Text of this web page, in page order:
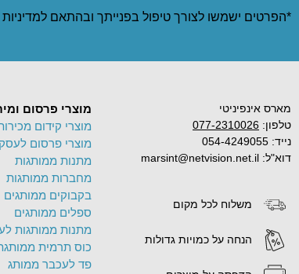
*הפרטים ישמשו לצורך טיפול בפנייתך ובהתאם ל
מארס אינפיניטי
טלפון: 077-2310026
נייד: 054-4249055
דוא"ל: marsint@netvision.net.il
משלוח לכל מקום
הנחה על כמויות גדולות
מוצרי פרסום
מוצרי קידום
מוצרי פרסום
מתנות ממותגות
מחברות ממותגות
בקבוקים ממותגים
ספלים ממותגים
מתנות ממותגות
כוס תרמית
פד לעכבר ממותג